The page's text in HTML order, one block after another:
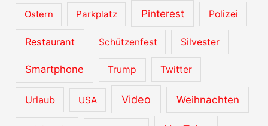
Ostern Parkplatz Pinterest Polizei
Restaurant Schützenfest Silvester
Smartphone Trump Twitter
Urlaub USA Video Weihnachten